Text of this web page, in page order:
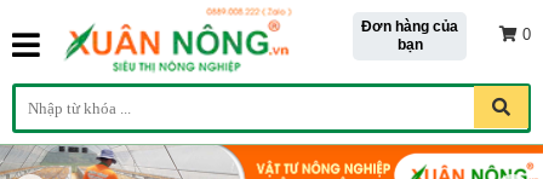
Đơn hàng của
bạn
0